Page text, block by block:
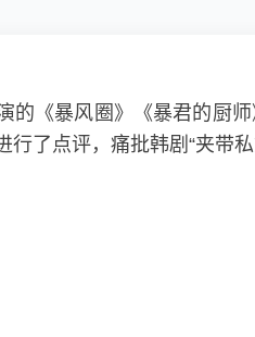
的《暴风圈》《暴君的厨
了点评，痛批韩剧“夹带私